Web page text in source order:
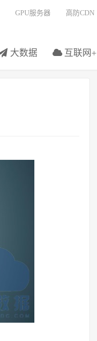
大数据 互联网+
GPU服务器 高防CDN